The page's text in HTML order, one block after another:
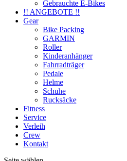
Gebrauchte E-Bikes
!! ANGEBOTE !!
Gear
Bike Packing
GARMIN
Roller
Kinderanhänger
Fahrradträger
Pedale
Helme
Schuhe
Rucksäcke
Fitness
Service
Verleih
Crew
Kontakt